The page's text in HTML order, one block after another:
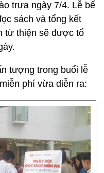
trưa ngày 7/4. Lễ bế
sách và tổng kết
từ thiện sẽ được tổ
tượng trong buổi lễ
phí vừa diễn ra: